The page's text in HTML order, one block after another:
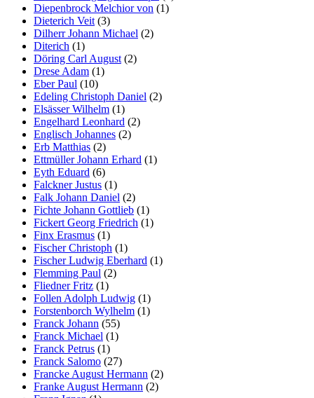
Diepenbrock Melchior von (1)
Dieterich Veit (3)
Dilherr Johann Michael (2)
Diterich (1)
Döring Carl August (2)
Drese Adam (1)
Eber Paul (10)
Edeling Christoph Daniel (2)
Elsässer Wilhelm (1)
Engelhard Leonhard (2)
Englisch Johannes (2)
Erb Matthias (2)
Ettmüller Johann Erhard (1)
Eyth Eduard (6)
Falckner Justus (1)
Falk Johann Daniel (2)
Fichte Johann Gottlieb (1)
Fickert Georg Friedrich (1)
Finx Erasmus (1)
Fischer Christoph (1)
Fischer Ludwig Eberhard (1)
Flemming Paul (2)
Fliedner Fritz (1)
Follen Adolph Ludwig (1)
Forstenborch Wylhelm (1)
Franck Johann (55)
Franck Michael (1)
Franck Petrus (1)
Franck Salomo (27)
Francke August Hermann (2)
Franke August Hermann (2)